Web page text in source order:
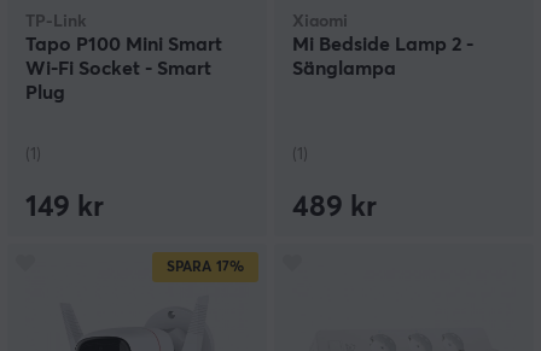
TP-Link
Tapo P100 Mini Smart
Wi-Fi Socket - Smart
Plug
(1)
149 kr
Xiaomi
Mi Bedside Lamp 2 -
Sänglampa
(1)
489 kr
SPARA 17%